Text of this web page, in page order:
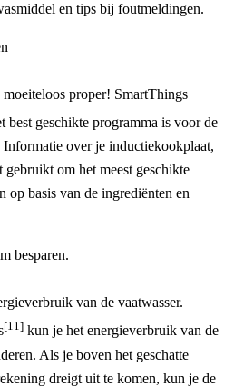
en tips bij foutmeldingen.
proper! SmartThings
best geschikte programma is voor de
over je inductiekookplaat,
om het meest geschikte
op basis van de ingrediënten en
besparen.
van de vaatwasser.
[11] kun je het energieverbruik van de
Als je boven het geschatte
dreigt uit te komen, kun je de